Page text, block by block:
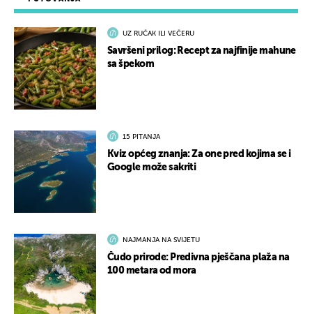
UZ RUČAK ILI VEČERU
Savršeni prilog: Recept za najfinije mahune
sa špekom
15 PITANJA
Kviz općeg znanja: Za one pred kojima se i
Google može sakriti
NAJMANJA NA SVIJETU
Čudo prirode: Predivna pješčana plaža na
100 metara od mora